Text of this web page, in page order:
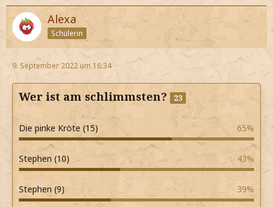
Alexa
Schülerin
9. September 2022 um 16:34
Wer ist am schlimmsten? 23
Die pinke Kröte (15) 65%
Stephen (10) 43%
Stephen (9) 39%